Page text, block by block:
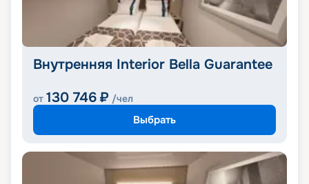
Внутренняя Interior Bella Guarantee
от 130 746 ₽ /чел
Выбрать